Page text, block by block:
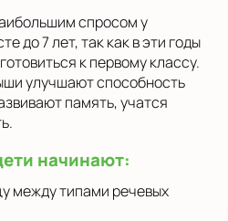
спросом у
до 7 лет, так как в эти годы
к первому классу.
улучшают способность
память, учатся
начинают:
между типами речевых